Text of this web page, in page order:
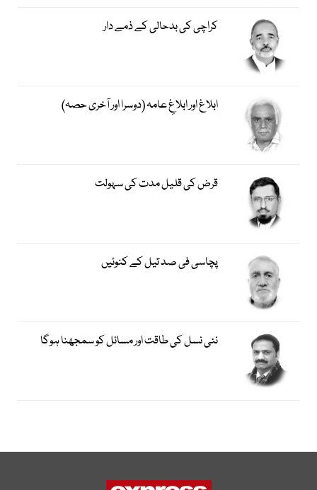
کراچی کی بدحالی کے ذمے دار
ابلاغ اور ابلاغِ عامہ (دوسرا اور آخری حصہ)
قرض کی قلیل مدت کی سہولت
پچاسی فی صد تیل کے کنوئیں
نئی نسل کی طاقت اور مسائل کو سمجھنا ہوگا